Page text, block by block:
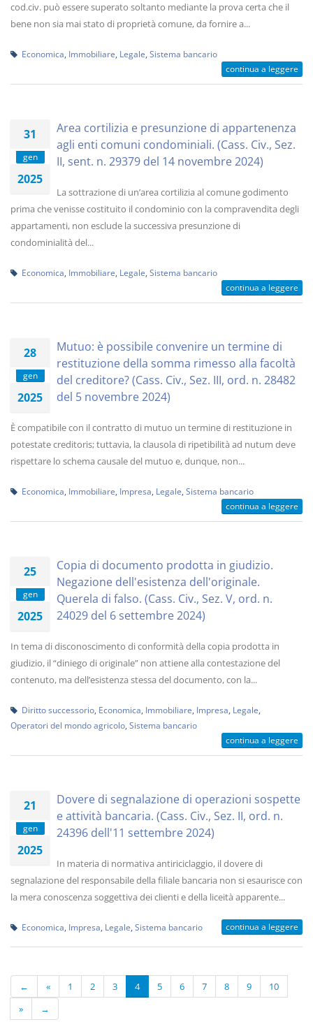
cod.civ. può essere superato soltanto mediante la prova certa che il
bene non sia mai stato di proprietà comune, da fornire a...
Economica Immobiliare Legale Sistema bancario
continua a leggere
31
gen
2025
Area cortilizia e presunzione di appartenenza
agli enti comuni condominiali. (Cass. Civ., Sez.
II, sent. n. 29379 del 14 novembre 2024)
La sottrazione di un’area cortilizia al comune godimento
prima che venisse costituito il condominio con la compravendita degli
appartamenti, non esclude la successiva presunzione di
condominialità del...
Economica Immobiliare Legale Sistema bancario
continua a leggere
28
gen
2025
Mutuo: è possibile convenire un termine di
restituzione della somma rimesso alla facoltà
del creditore? (Cass. Civ., Sez. III, ord. n. 28482
del 5 novembre 2024)
È compatibile con il contratto di mutuo un termine di restituzione in
potestate creditoris; tuttavia, la clausola di ripetibilità ad nutum deve
rispettare lo schema causale del mutuo e, dunque, non...
Economica Immobiliare Impresa Legale Sistema bancario
continua a leggere
25
gen
2025
Copia di documento prodotta in giudizio.
Negazione dell'esistenza dell'originale.
Querela di falso. (Cass. Civ., Sez. V, ord. n.
24029 del 6 settembre 2024)
In tema di disconoscimento di conformità della copia prodotta in
giudizio, il “diniego di originale” non attiene alla contestazione del
contenuto, ma dell’esistenza stessa del documento, con la...
Diritto successorio Economica Immobiliare Impresa Legale
Operatori del mondo agricolo Sistema bancario
continua a leggere
21
gen
2025
Dovere di segnalazione di operazioni sospette
e attività bancaria. (Cass. Civ., Sez. II, ord. n.
24396 dell'11 settembre 2024)
In materia di normativa antiriciclaggio, il dovere di
segnalazione del responsabile della filiale bancaria non si esaurisce con
la mera conoscenza soggettiva dei clienti e della liceità apparente...
Economica Impresa Legale Sistema bancario continua a leggere
← « 1 2 3 4 5 6 7 8 9
10
»
→